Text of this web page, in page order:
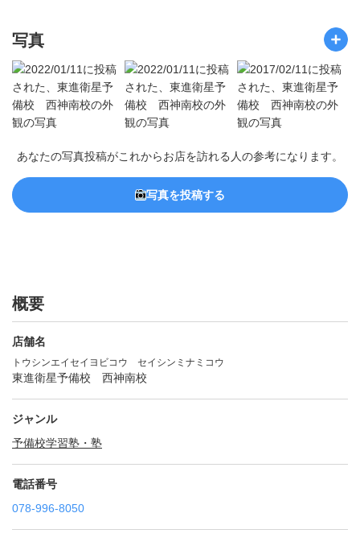
写真
あなたの写真投稿がこれからお店を訪れる人の参考になります。
写真を投稿する
概要
店舗名
トウシンエイセイヨビコウ セイシンミナミコウ
東進衛星予備校 西神南校
ジャンル
予備校学習塾・塾
電話番号
078-996-8050